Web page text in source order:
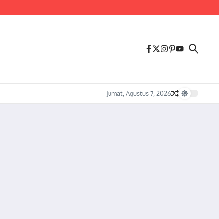
Melonjaknya Harga dan Kelangkaan Solar Bersubsidi.
Jumat, Agustus 7, 2026